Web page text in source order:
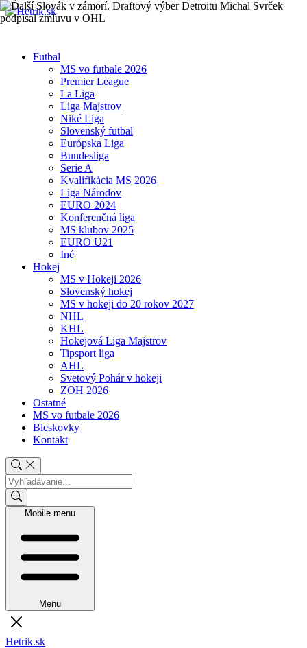
Futbal
MS vo futbale 2026
Premier League
La Liga
Liga Majstrov
Niké Liga
Slovenský futbal
Európska Liga
Bundesliga
Serie A
Kvalifikácia MS 2026
Liga Národov
EURO 2024
Konferenčná liga
MS klubov 2025
EURO U21
Iné
Hokej
MS v Hokeji 2026
Slovenský hokej
MS v hokeji do 20 rokov 2027
NHL
KHL
Hokejová Liga Majstrov
Tipsport liga
AHL
Svetový Pohár v hokeji
ZOH 2026
Ostatné
MS vo futbale 2026
Bleskovky
Kontakt
Mobile menu
Menu
Hetrik.sk